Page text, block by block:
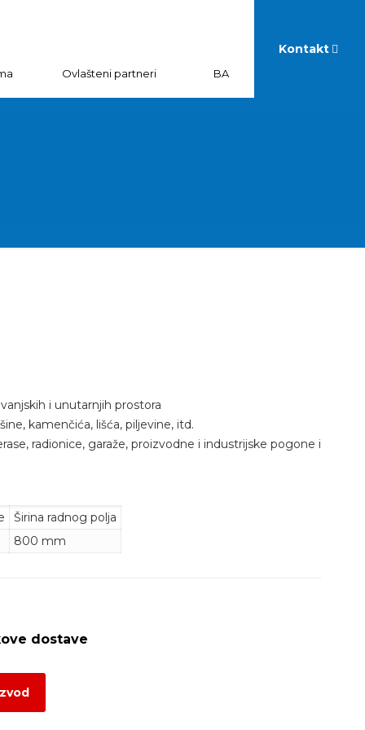
Ovlašteni partneri BA
Kontakt
i unutarnjih prostora
kamenčića, lišća, piljevine, itd.
radionice, garaže, proizvodne i industrijske pogone i
Širina radnog polja
800 mm